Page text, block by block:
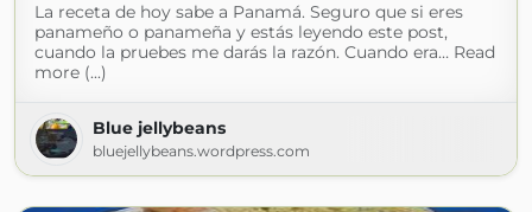
La receta de hoy sabe a Panamá. Seguro que si eres
panameño o panameña y estás leyendo este post,
cuando la pruebes me darás la razón. Cuando era… Read
more (...)
Blue jellybeans
bluejellybeans.wordpress.com